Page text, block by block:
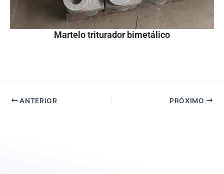
Martelo triturador bimetálico
ANTERIOR PRÓXIMO